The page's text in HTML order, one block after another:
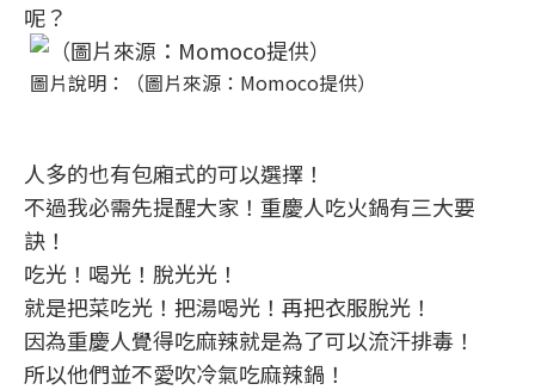
呢？
圖片說明：（圖片來源：Momoco提供）
人多的也有包廂式的可以選擇！
不過我必需先提醒大家！重慶人吃火鍋有三大要
訣！
吃光！喝光！脫光光！
就是把菜吃光！把湯喝光！再把衣服脫光！
因為重慶人覺得吃麻辣就是為了可以流汗排毒！
所以他們並不愛吹冷氣吃麻辣鍋！